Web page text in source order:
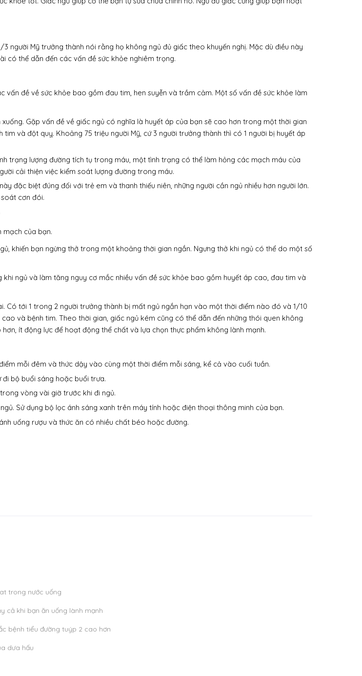
người Mỹ trưởng thành nói rằng họ không ngủ đủ giấc theo khuyến nghị. Mặc dù điều này
có thể dẫn đến các vấn đề sức khỏe nghiêm trọng.
đề về sức khỏe bao gồm đau tim, hen suyễn và trầm cảm. Một số vấn đề sức khỏe làm
Gặp vấn đề về giấc ngủ có nghĩa là huyết áp của bạn sẽ cao hơn trong một thời gian
và đột quỵ. Khoảng 75 triệu người Mỹ, cứ 3 người trưởng thành thì có 1 người bị huyết áp
trạng lượng đường tích tụ trong máu, một tình trạng có thể làm hỏng các mạch máu của
cải thiện việc kiểm soát lượng đường trong máu.
đặc biệt đúng đối với trẻ em và thanh thiếu niên, những người cần ngủ nhiều hơn người lớn.
cơn đói.
mạch của bạn.
khiến bạn ngừng thở trong một khoảng thời gian ngắn. Ngưng thở khi ngủ có thể do một số
ngủ và làm tăng nguy cơ mắc nhiều vấn đề sức khỏe bao gồm huyết áp cao, đau tim và
Có tới 1 trong 2 người trưởng thành bị mất ngủ ngắn hạn vào một thời điểm nào đó và 1/10
và bệnh tim. Theo thời gian, giấc ngủ kém cũng có thể dẫn đến những thói quen không
ít động lực để hoạt động thể chất và lựa chọn thực phẩm không lành mạnh.
mỗi đêm và thức dậy vào cùng một thời điểm mỗi sáng, kể cả vào cuối tuần.
đi bộ buổi sáng hoặc buổi trưa.
vòng vài giờ trước khi đi ngủ.
Sử dụng bộ lọc ánh sáng xanh trên máy tính hoặc điện thoại thông minh của bạn.
uống rượu và thức ăn có nhiều chất béo hoặc đường.
trong nước uống
cả khi bạn ăn uống lành mạnh
bệnh tiểu đường tuýp 2 cao hơn
dưa hấu